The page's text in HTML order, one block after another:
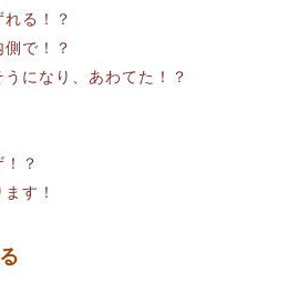
る！？
で！？
になり、あわてた！？
？
す！